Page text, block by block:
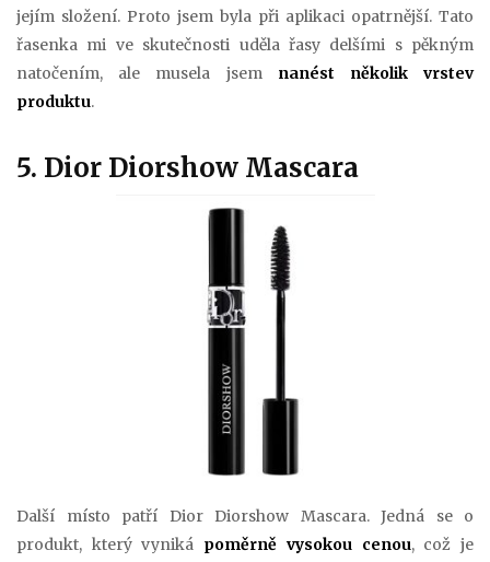
jejím složení. Proto jsem byla při aplikaci opatrnější. Tato
řasenka mi ve skutečnosti uděla řasy delšími s pěkným
natočením, ale musela jsem nanést několik vrstev
produktu.
5. Dior Diorshow Mascara
Další místo patří Dior Diorshow Mascara. Jedná se o
produkt, který vyniká poměrně vysokou cenou, což je